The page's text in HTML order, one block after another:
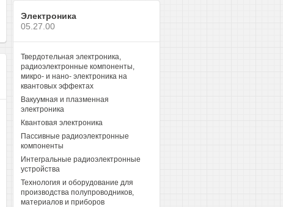
Электроника
05.27.00
Твердотельная электроника,
радиоэлектронные компоненты,
микро- и нано- электроника на
квантовых эффектах
Вакуумная и плазменная
электроника
Квантовая электроника
Пассивные радиоэлектронные
компоненты
Интегральные радиоэлектронные
устройства
Технология и оборудование для
производства полупроводников,
материалов и приборов